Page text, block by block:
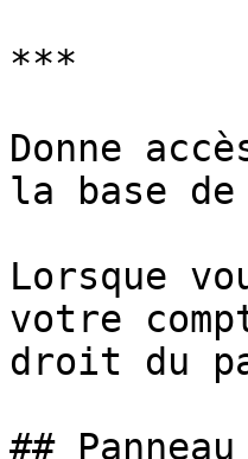
***
Donne
la base
Lorsque
votre
droit du
##